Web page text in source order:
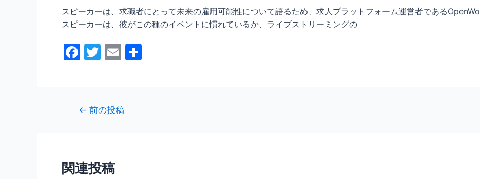
スピーカーは、求職者にとって未来の雇用可能性について語るため、求人プラットフォーム運営者である
スピーカーは、彼がこの種のイベントに慣れているか、ライブストリーミングの
F
b
k
T
er
E
l
ゲ
ー
← 前の投稿
関連投稿